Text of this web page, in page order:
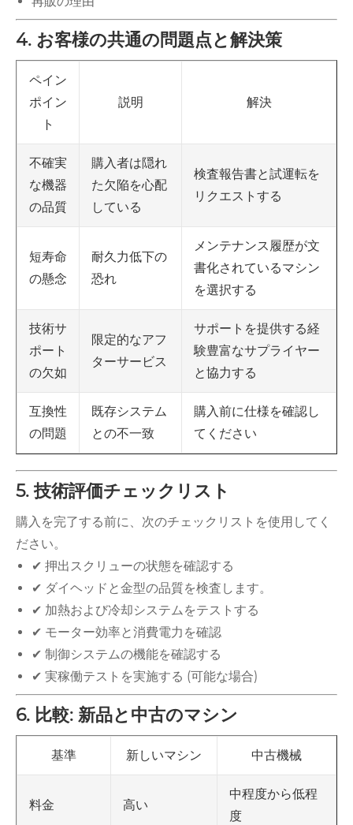
4. お客様の共通の問題点と解決策
ペイン
ポイン
ト
説明 解決
不確実
な機器
の品質
購入者は隠れ
た欠陥を心配
している
検査報告書と試運転を
リクエストする
短寿命
の懸念
耐久力低下の
恐れ
メンテナンス履歴が文
書化されているマシン
を選択する
技術サ
ポート
の欠如
限定的なアフ
ターサービス
サポートを提供する経
験豊富なサプライヤー
と協力する
互換性
の問題
既存システム
との不一致
購入前に仕様を確認し
てください
5. 技術評価チェックリスト
購入を完了する前に、次のチェックリストを使用してく
ださい。
✔ 押出スクリューの状態を確認する
✔ ダイヘッドと金型の品質を検査します。
✔ 加熱および冷却システムをテストする
✔ モーター効率と消費電力を確認
✔ 制御システムの機能を確認する
✔ 実稼働テストを実施する (可能な場合)
6. 比較: 新品と中古のマシン
基準 新しいマシン 中古機械
料金 高い
中程度から低程
度